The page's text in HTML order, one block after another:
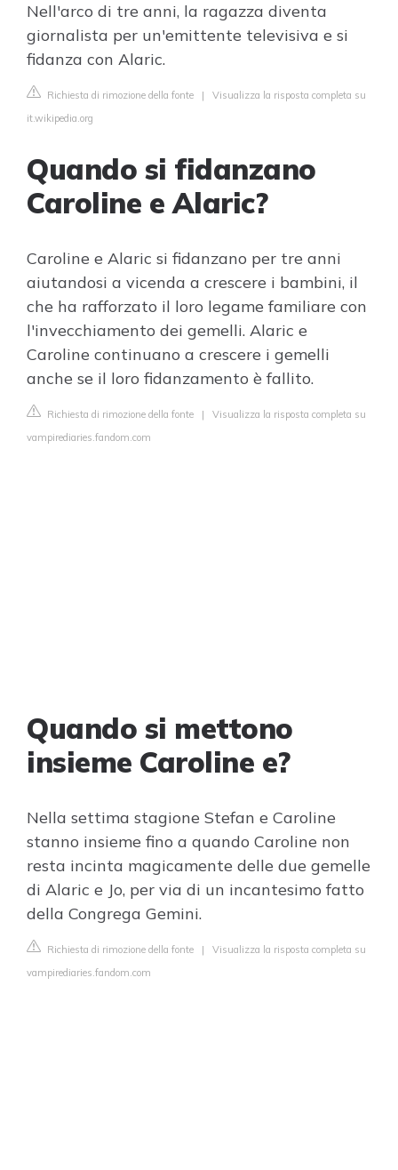
Nell'arco di tre anni, la ragazza diventa
giornalista per un'emittente televisiva e si
fidanza con Alaric.
Richiesta di rimozione della fonte | Visualizza la risposta completa su
it.wikipedia.org
Quando si fidanzano
Caroline e Alaric?
Caroline e Alaric si fidanzano per tre anni
aiutandosi a vicenda a crescere i bambini, il
che ha rafforzato il loro legame familiare con
l'invecchiamento dei gemelli. Alaric e
Caroline continuano a crescere i gemelli
anche se il loro fidanzamento è fallito.
Richiesta di rimozione della fonte | Visualizza la risposta completa su
vampirediaries.fandom.com
Quando si mettono
insieme Caroline e?
Nella settima stagione Stefan e Caroline
stanno insieme fino a quando Caroline non
resta incinta magicamente delle due gemelle
di Alaric e Jo, per via di un incantesimo fatto
della Congrega Gemini.
Richiesta di rimozione della fonte | Visualizza la risposta completa su
vampirediaries.fandom.com